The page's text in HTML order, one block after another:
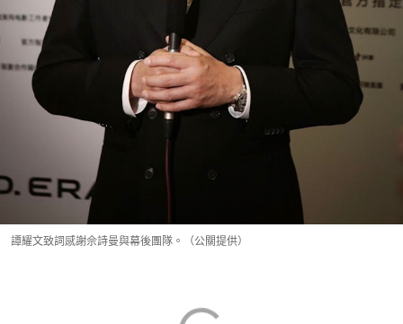
譚耀文致詞感謝佘詩曼與幕後團隊。（公關提供）